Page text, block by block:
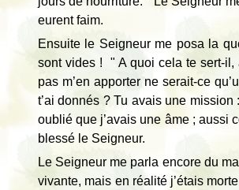
eurent faim.
Ensuite le Seigneur me posa la
sont vides ! " A quoi cela te sert-il,
pas m’en apporter ne serait-ce
t’ai donnés ? Tu avais une
oublié que j’avais une âme ; aussi
blessé le Seigneur.
Le Seigneur me parla encore du
vivante, mais en réalité j’étais